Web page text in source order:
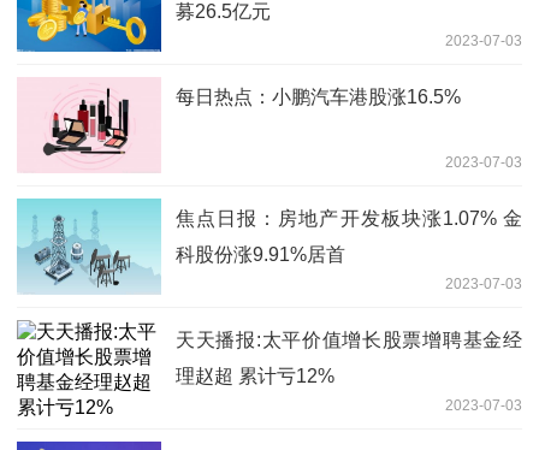
募26.5亿元
2023-07-03
每日热点：小鹏汽车港股涨16.5%
2023-07-03
焦点日报：房地产开发板块涨1.07% 金
科股份涨9.91%居首
2023-07-03
天天播报:太平价值增长股票增聘基金经
理赵超 累计亏12%
2023-07-03